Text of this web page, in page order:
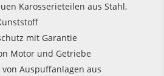
Karosserieteilen aus Stahl,
mit Garantie
Motor und Getriebe
Auspuffanlagen aus